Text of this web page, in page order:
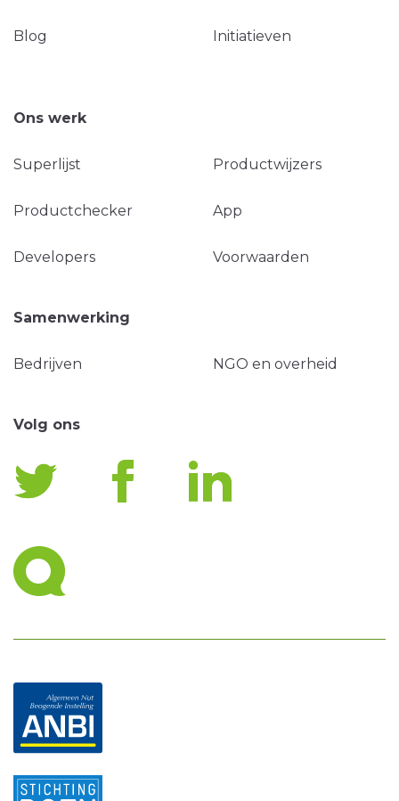
Blog Initiatieven
Ons werk
Superlijst Productwijzers
Productchecker App
Developers Voorwaarden
Samenwerking
Bedrijven NGO en overheid
Volg ons